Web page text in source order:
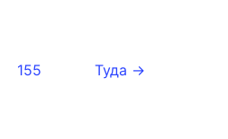
155 Туда →